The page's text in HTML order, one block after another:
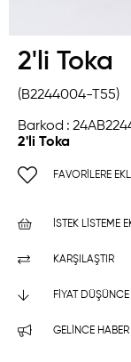
2'li Toka
(B2244004-T55)
Barkod :
2'li Toka
FAVORILERE
İSTEK LISTEME
KARŞILAŞTIR
FIYAT DÜŞÜNCE
GELINCE HABER